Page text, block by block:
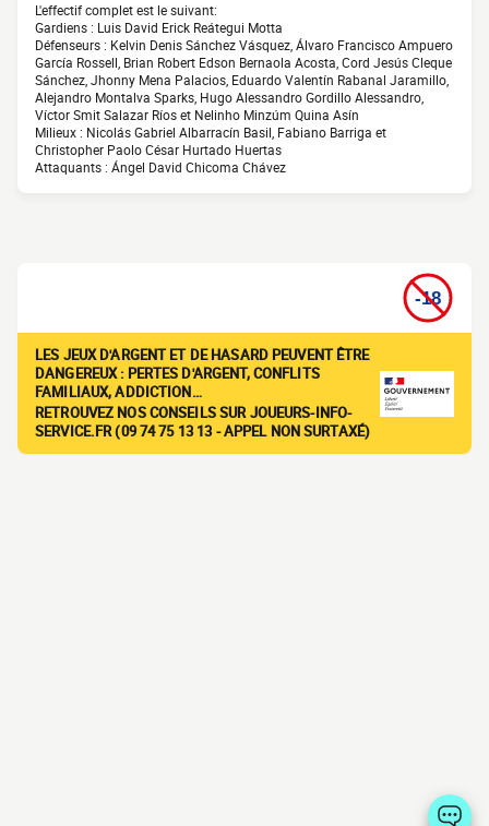
L'effectif complet est le suivant:
Gardiens : Luis David Erick Reátegui Motta
Défenseurs : Kelvin Denis Sánchez Vásquez, Álvaro Francisco Ampuero
García Rossell, Brian Robert Edson Bernaola Acosta, Cord Jesús Cleque
Sánchez, Jhonny Mena Palacios, Eduardo Valentín Rabanal Jaramillo,
Alejandro Montalva Sparks, Hugo Alessandro Gordillo Alessandro,
Víctor Smit Salazar Ríos et Nelinho Minzúm Quina Asín
Milieux : Nicolás Gabriel Albarracín Basil, Fabiano Barriga et
Christopher Paolo César Hurtado Huertas
Attaquants : Ángel David Chicoma Chávez
LES JEUX D'ARGENT ET DE HASARD PEUVENT ÊTRE
DANGEREUX : PERTES D'ARGENT, CONFLITS
FAMILIAUX, ADDICTION…
RETROUVEZ NOS CONSEILS SUR JOUEURS-INFO-
SERVICE.FR (09 74 75 13 13 - APPEL NON SURTAXÉ)